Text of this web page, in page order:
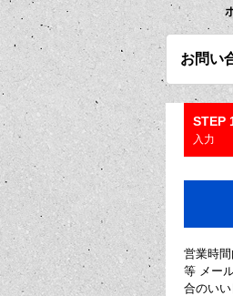
お問い
STEP
入力
営業時
等 メー
合のいい